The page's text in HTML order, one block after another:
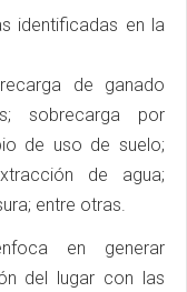
identificadas en la
de ganado
sobrecarga por
de uso de suelo;
de agua;
entre otras.
en generar
del lugar con las